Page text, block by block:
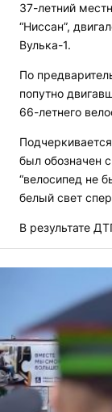
37-летний
“Ниссан”,
Вулька-1.
По
попутно
66-летнего
был обозначен
“велосипед не
белый свет
В результате